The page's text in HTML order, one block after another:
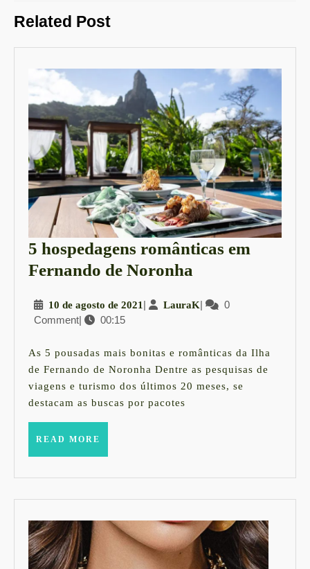
post:
Related Post
5 hospedagens românticas em
Fernando de Noronha
românticas
Fernando
de
Noronha
10 de agosto de 2021 10
de
2021
| LauraKLauraK
|
0
Comment| 00:15
As 5 pousadas mais bonitas e românticas da Ilha
de Fernando de Noronha Dentre as pesquisas de
viagens e turismo dos últimos 20 meses, se
destacam as buscas por pacotes
READ MORE